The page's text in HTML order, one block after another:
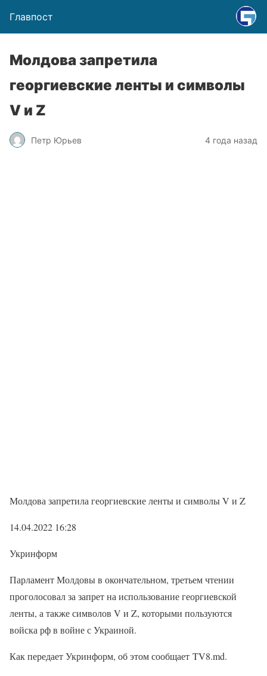
Главпост
Молдова запретила
георгиевские ленты и символы
V и Z
Петр Юрьев 4 года назад
Молдова запретила георгиевские ленты и символы V и Z
14.04.2022 16:28
Укринформ
Парламент Молдовы в окончательном, третьем чтении
проголосовал за запрет на использование георгиевской
ленты, а также символов V и Z, которыми пользуются
войска рф в войне с Украиной.
Как передает Укринформ, об этом сообщает TV8.md.